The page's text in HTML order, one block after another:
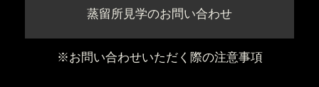
蒸留所見学のお問い合わせ
※お問い合わせいただく際の注意事項